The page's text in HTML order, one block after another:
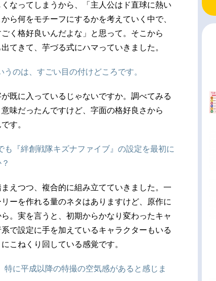
なってしまうから、「主人公はド直球に熱い
ら何をモチーフにするかを考えていく中で、
く格好良いんだよな」と思って。そこから
てきて、芋づる式にハマっていきました。
のは、すごい目の付けどころです。
既に入っているじゃないですか。調べてみる
味だったんですけど、字面の格好良さから
す。
『絆創戦隊キズナファイブ』の設定を最初に
えつつ、複合的に組み立てていきました。一
ーを作れる量のネタはありますけど、原作に
。実を言うと、初期からかなり変わったキャ
で設定に手を加えているキャラクターもいる
こねくり回している感覚です。
に平成以降の特撮の空気感があると感じま